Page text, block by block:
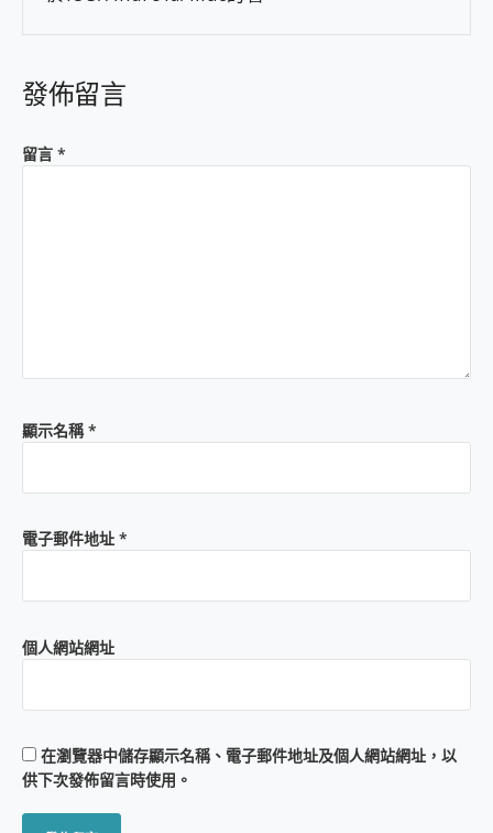
發佈留言
留言 *
顯示名稱*
電子郵件地址 *
個人網站網址
在瀏覽器中儲存顯示名稱、電子郵件地址及個人網站網址，以
供下次發佈留言時使用。